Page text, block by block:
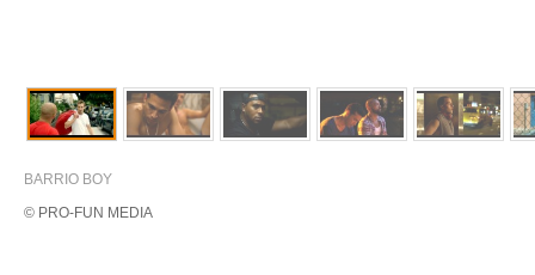
BARRIO BOY
© PRO-FUN MEDIA